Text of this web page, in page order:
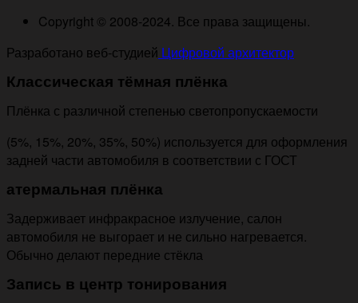
Copyright © 2008-2024. Все права защищены.
Разработано веб-студией Цифровой архитектор
Классическая тёмная плёнка
Плёнка с различной степенью светопропускаемости
(5%, 15%, 20%, 35%, 50%) используется для оформления
задней части автомобиля в соответствии с ГОСТ
атермальная плёнка
Задерживает инфракрасное излучение, салон
автомобиля не выгорает и не сильно нагревается.
Обычно делают передние стёкла
Запись в центр тонирования